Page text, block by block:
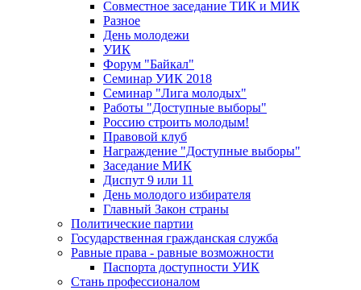
Совместное заседание ТИК и МИК
Разное
День молодежи
УИК
Форум "Байкал"
Семинар УИК 2018
Семинар "Лига молодых"
Работы "Доступные выборы"
Россию строить молодым!
Правовой клуб
Награждение "Доступные выборы"
Заседание МИК
Диспут 9 или 11
День молодого избирателя
Главный Закон страны
Политические партии
Государственная гражданская служба
Равные права - равные возможности
Паспорта доступности УИК
Стань профессионалом